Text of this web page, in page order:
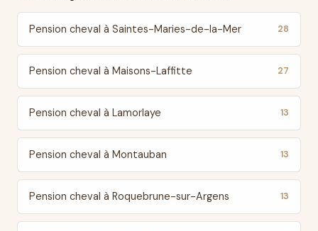
Pension cheval à Saintes-Maries-de-la-Mer 28
Pension cheval à Maisons-Laffitte 27
Pension cheval à Lamorlaye 13
Pension cheval à Montauban 13
Pension cheval à Roquebrune-sur-Argens 13